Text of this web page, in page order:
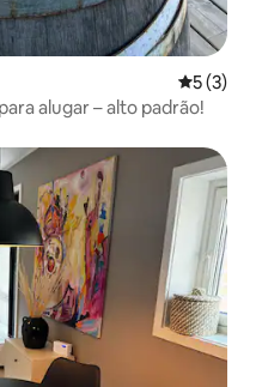
5 de
5 (3)
alugar – alto padrão!